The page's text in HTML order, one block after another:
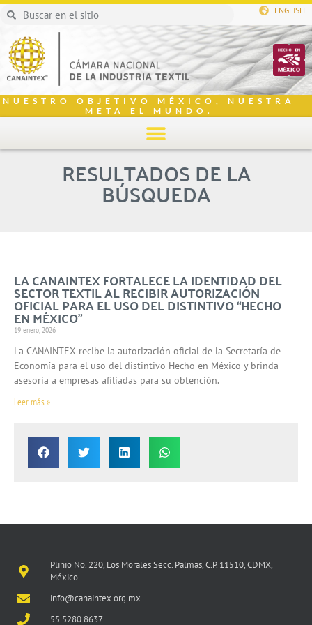
ENGLISH
NUESTRO OBJETIVO MÉXICO, NUESTRA
META EL MUNDO.
RESULTADOS DE LA
BÚSQUEDA
LA CANAINTEX FORTALECE LA IDENTIDAD DEL
SECTOR TEXTIL AL RECIBIR AUTORIZACIÓN
OFICIAL PARA EL USO DEL DISTINTIVO “HECHO
EN MÉXICO”
19 enero, 2026
La CANAINTEX recibe la autorización oficial de la Secretaría de
Economía para el uso del distintivo Hecho en México y brinda
asesoría a empresas afiliadas para su obtención.
Leer más »
Plinio No. 220, Los Morales Secc. Palmas, C.P. 11510, CDMX,
México
info@canaintex.org.mx
55 5280 8637